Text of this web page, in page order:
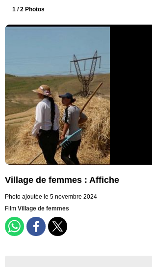
1 / 2 Photos
Village de femmes : Affiche
Photo ajoutée le 5 novembre 2024
Film Village de femmes